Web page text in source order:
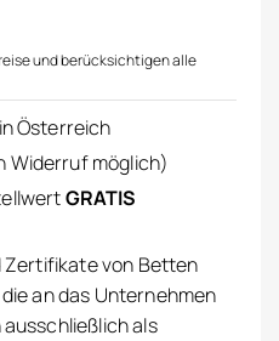
und berücksichtigen alle
Österreich
Widerruf möglich)
GRATIS
Zertifikate von Betten
an das Unternehmen
als